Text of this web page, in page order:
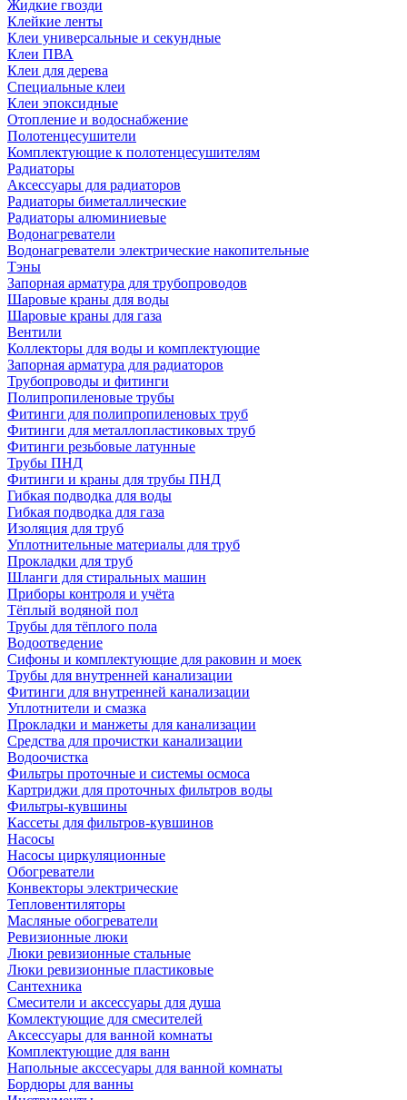
Жидкие гвозди
Клейкие ленты
Клеи универсальные и секундные
Клеи ПВА
Клеи для дерева
Специальные клеи
Клеи эпоксидные
Отопление и водоснабжение
Полотенцесушители
Комплектующие к полотенцесушителям
Радиаторы
Аксессуары для радиаторов
Радиаторы биметаллические
Радиаторы алюминиевые
Водонагреватели
Водонагреватели электрические накопительные
Тэны
Запорная арматура для трубопроводов
Шаровые краны для воды
Шаровые краны для газа
Вентили
Коллекторы для воды и комплектующие
Запорная арматура для радиаторов
Трубопроводы и фитинги
Полипропиленовые трубы
Фитинги для полипропиленовых труб
Фитинги для металлопластиковых труб
Фитинги резьбовые латунные
Трубы ПНД
Фитинги и краны для трубы ПНД
Гибкая подводка для воды
Гибкая подводка для газа
Изоляция для труб
Уплотнительные материалы для труб
Прокладки для труб
Шланги для стиральных машин
Приборы контроля и учёта
Тёплый водяной пол
Трубы для тёплого пола
Водоотведение
Сифоны и комплектующие для раковин и моек
Трубы для внутренней канализации
Фитинги для внутренней канализации
Уплотнители и смазка
Прокладки и манжеты для канализации
Средства для прочистки канализации
Водоочистка
Фильтры проточные и системы осмоса
Картриджи для проточных фильтров воды
Фильтры-кувшины
Кассеты для фильтров-кувшинов
Насосы
Насосы циркуляционные
Обогреватели
Конвекторы электрические
Тепловентиляторы
Масляные обогреватели
Ревизионные люки
Люки ревизионные стальные
Люки ревизионные пластиковые
Сантехника
Смесители и аксессуары для душа
Комлектующие для смесителей
Аксессуары для ванной комнаты
Комплектующие для ванн
Напольные акссесуары для ванной комнаты
Бордюры для ванны